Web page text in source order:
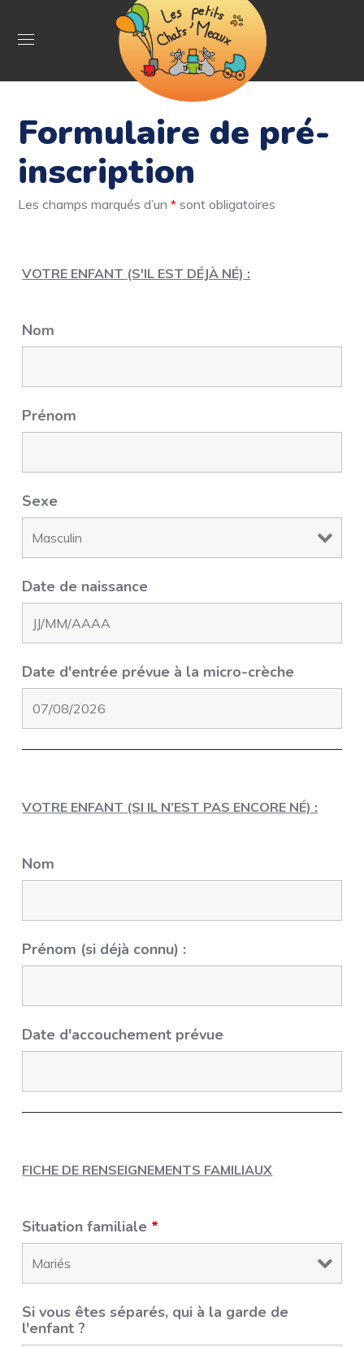
Formulaire de pré-
inscription
Les champs marqués d’un* sont obligatoires
VOTRE ENFANT (S'IL EST DÉJÀ NÉ) :
Nom
Prénom
Sexe
Date de naissance
Date d'entrée prévue à la micro-crèche
VOTRE ENFANT (SI IL N’EST PAS ENCORE NÉ) :
Nom
Prénom (si déjà connu) :
Date d'accouchement prévue
FICHE DE RENSEIGNEMENTS FAMILIAUX
Situation familiale *
Si vous êtes séparés, qui à la garde de
l'enfant ?